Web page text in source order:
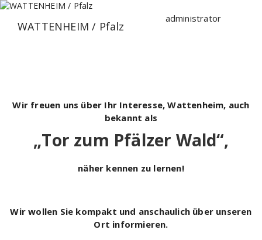
Zum
springenWATTENHEIM / Pfalz
administrator
Wir freuen uns über Ihr Interesse, Wattenheim, auch
bekannt als
„Tor zum Pfälzer Wald“,
näher kennen zu lernen!
Wir wollen Sie kompakt und anschaulich über unseren
Ort informieren.